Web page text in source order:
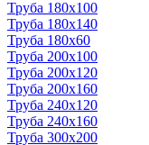
Труба 180x100
Труба 180x140
Труба 180x60
Труба 200x100
Труба 200x120
Труба 200x160
Труба 240x120
Труба 240x160
Труба 300x200